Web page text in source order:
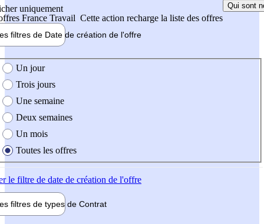
uniquement
France Travail Cette action recharge la liste des offres
Qui sont
filtres de Date de création de l'offre
création de l'offre
Un jour
Trois jours
Une semaine
Deux semaines
Un mois
Toutes les offres
le filtre de date de création de l'offre
filtres de types de Contrat